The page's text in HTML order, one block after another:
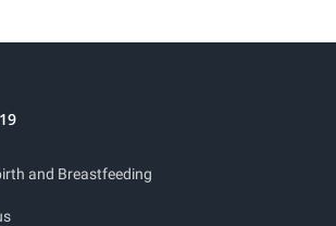
and Breastfeeding